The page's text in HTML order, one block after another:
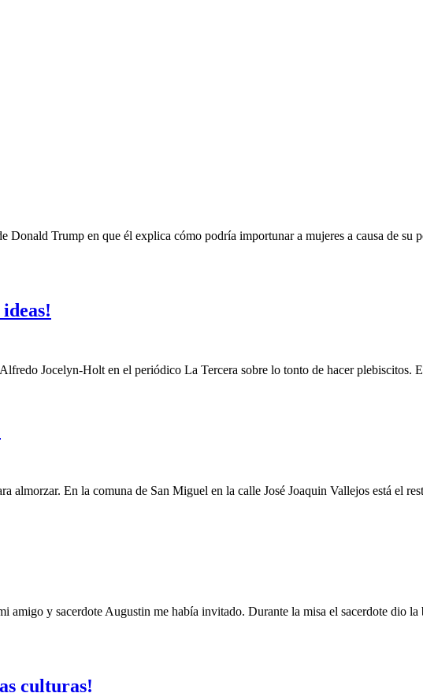
Donald Trump en que él explica cómo podría importunar a mujeres a causa de su
Jocelyn-Holt en el periódico La Tercera sobre lo tonto de hacer plebiscitos.
almorzar. En la comuna de San Miguel en la calle José Joaquin Vallejos está el
amigo y sacerdote Augustin me había invitado. Durante la misa el sacerdote dio la
culturas!